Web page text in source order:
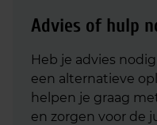
Advies of hulp
Heb je advies
een alternatieve
helpen je graag
en zorgen voor de